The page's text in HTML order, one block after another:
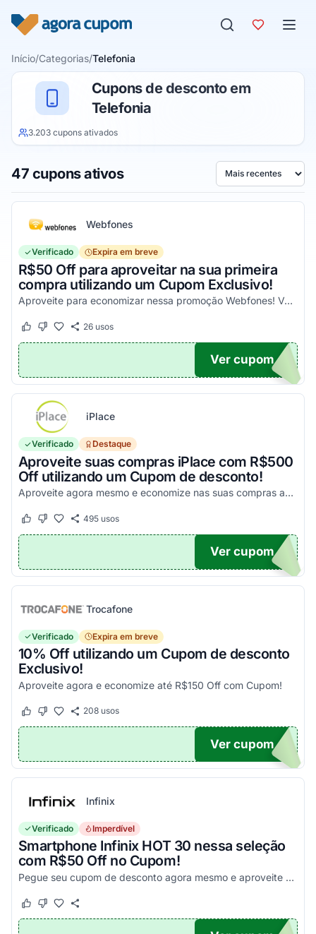
Início/Categorias/Telefonia
Cupons de desconto em
Telefonia
3.203 cupons ativados
47 cupons ativos Ordenar por
Webfones
Verificado Expira em breve
R$50 Off para aproveitar na sua primeira
compra utilizando um Cupom Exclusivo!
Aproveite para economizar nessa promoção Webfones! Válido em compras de valor acima de R$750!
Este cupom funcionou
Este cupom não funcionou
26usos
UPOM
Ver cupom
iPlace
Verificado Destaque
Aproveite suas compras iPlace com R$500
Off utilizando um Cupom de desconto!
Aproveite agora mesmo e economize nas suas compras acima de R$7.199,99!
Este cupom funcionou
Este cupom não funcionou
495usos
500
Ver cupom
Trocafone
Verificado Expira em breve
10% Off utilizando um Cupom de desconto
Exclusivo!
Aproveite agora e economize até R$150 Off com Cupom!
Este cupom funcionou
Este cupom não funcionou
208usos
OM10
Ver cupom
Infinix
Verificado Imperdível
Smartphone Infinix HOT 30 nessa seleção
com R$50 Off no Cupom!
Pegue seu cupom de desconto agora mesmo e aproveite esta incrível oportunidade para economizar nas suas compras com este código!
Este cupom funcionou
Este cupom não funcionou